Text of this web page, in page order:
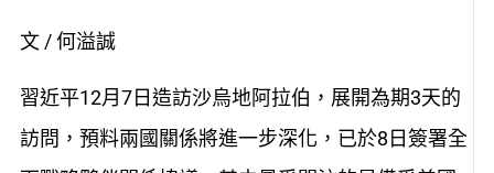
文 / 何溢誠
習近平12月7日造訪沙烏地阿拉伯，展開為期3天的
訪問，預料兩國關係將進一步深化，已於8日簽署全